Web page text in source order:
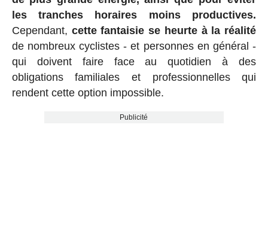
les tranches horaires moins productives.
Cependant, cette fantaisie se heurte à la réalité
de nombreux cyclistes - et personnes en général -
qui doivent faire face au quotidien à des
obligations familiales et professionnelles qui
rendent cette option impossible.
Publicité